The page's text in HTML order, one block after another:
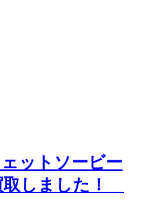
ットソービー
取しました！